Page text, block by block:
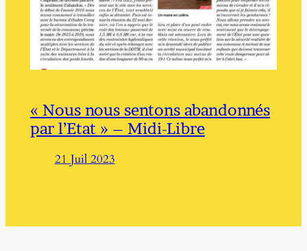
« Nous nous sentons abandonnés
par l’Etat » – Midi-Libre
21 Juil 2023